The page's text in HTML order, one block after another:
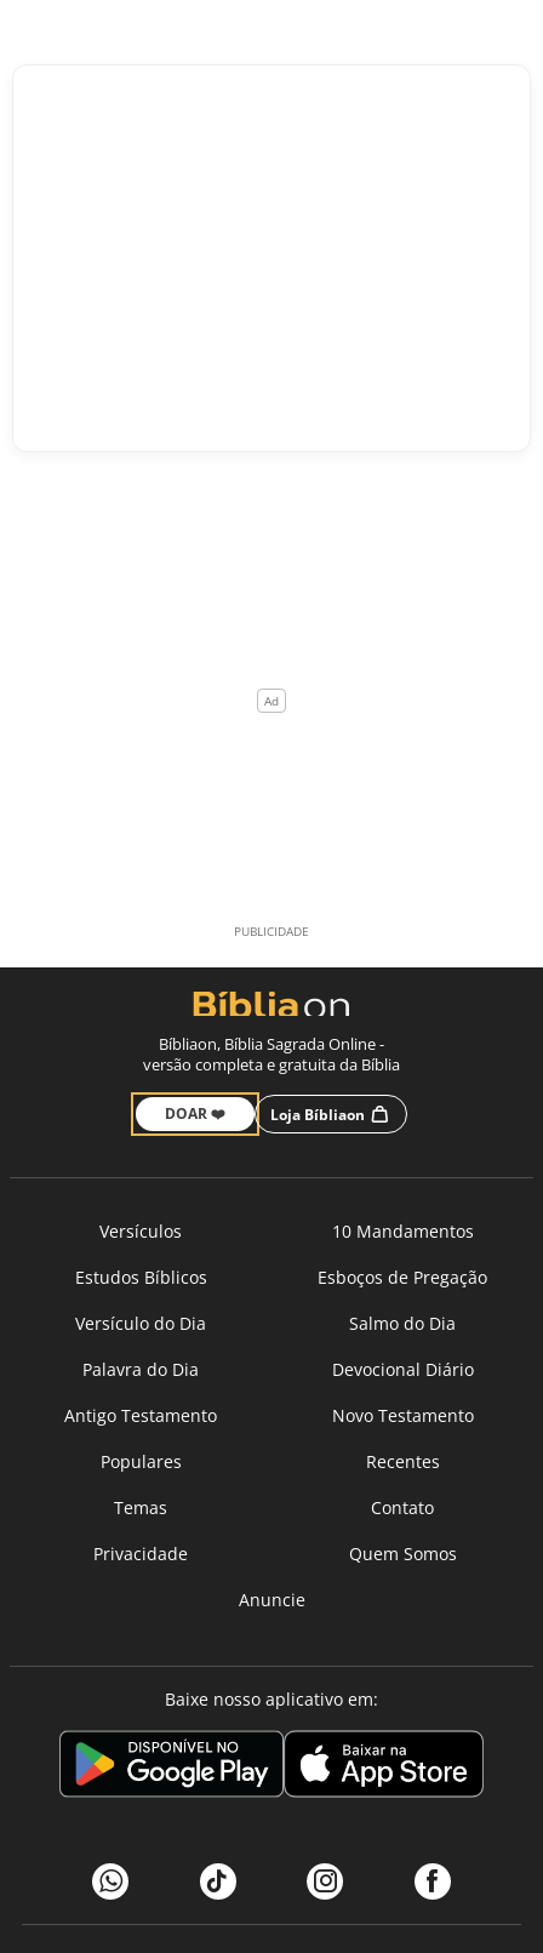
Bíbliaon, Bíblia Sagrada Online -
versão completa e gratuita da Bíblia
DOAR ❤️ Loja Bíbliaon
Versículos
10 Mandamentos
Estudos Bíblicos
Esboços de Pregação
Versículo do Dia
Salmo do Dia
Palavra do Dia
Devocional Diário
Antigo Testamento
Novo Testamento
Populares
Recentes
Temas
Contato
Privacidade
Quem Somos
Anuncie
Baixe nosso aplicativo em: